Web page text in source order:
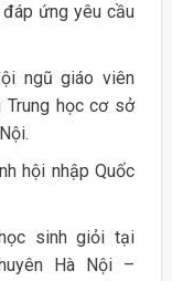
ứng yêu cầu
ngũ giáo viên
Trung học cơ sở
hội nhập Quốc
sinh giỏi tại
Hà Nội –